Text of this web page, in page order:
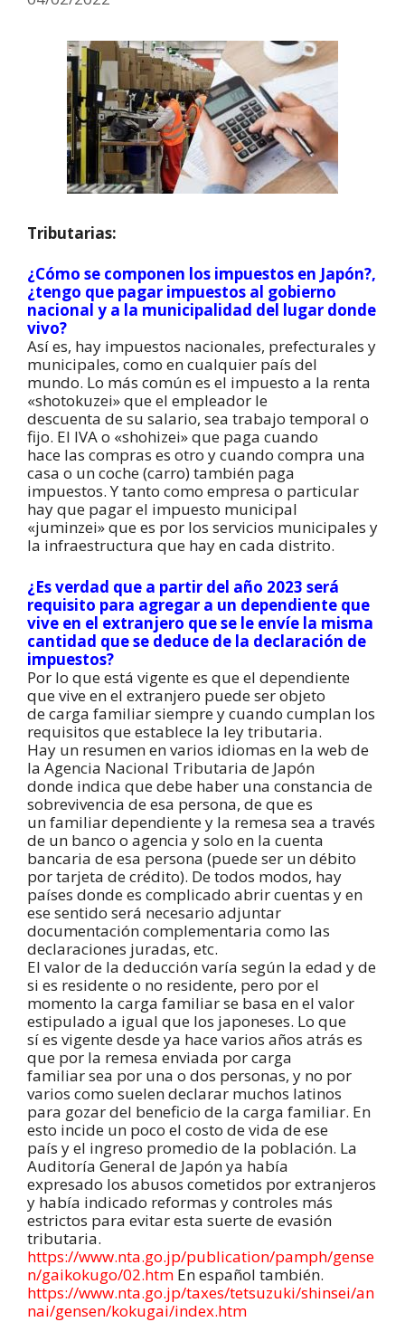
Tributarias:
¿Cómo se componen los impuestos en Japón?,
¿tengo que pagar impuestos al gobierno
nacional y a la municipalidad del lugar donde
vivo?
Así es, hay impuestos nacionales, prefecturales y
municipales, como en cualquier país del
mundo. Lo más común es el impuesto a la renta
«shotokuzei» que el empleador le
descuenta de su salario, sea trabajo temporal o
fijo. El IVA o «shohizei» que paga cuando
hace las compras es otro y cuando compra una
casa o un coche (carro) también paga
impuestos. Y tanto como empresa o particular
hay que pagar el impuesto municipal
«juminzei» que es por los servicios municipales y
la infraestructura que hay en cada distrito.
¿Es verdad que a partir del año 2023 será
requisito para agregar a un dependiente que
vive en el extranjero que se le envíe la misma
cantidad que se deduce de la declaración de
impuestos?
Por lo que está vigente es que el dependiente
que vive en el extranjero puede ser objeto
de carga familiar siempre y cuando cumplan los
requisitos que establece la ley tributaria.
Hay un resumen en varios idiomas en la web de
la Agencia Nacional Tributaria de Japón
donde indica que debe haber una constancia de
sobrevivencia de esa persona, de que es
un familiar dependiente y la remesa sea a través
de un banco o agencia y solo en la cuenta
bancaria de esa persona (puede ser un débito
por tarjeta de crédito). De todos modos, hay
países donde es complicado abrir cuentas y en
ese sentido será necesario adjuntar
documentación complementaria como las
declaraciones juradas, etc.
El valor de la deducción varía según la edad y de
si es residente o no residente, pero por el
momento la carga familiar se basa en el valor
estipulado a igual que los japoneses. Lo que
sí es vigente desde ya hace varios años atrás es
que por la remesa enviada por carga
familiar sea por una o dos personas, y no por
varios como suelen declarar muchos latinos
para gozar del beneficio de la carga familiar. En
esto incide un poco el costo de vida de ese
país y el ingreso promedio de la población. La
Auditoría General de Japón ya había
expresado los abusos cometidos por extranjeros
y había indicado reformas y controles más
estrictos para evitar esta suerte de evasión
tributaria.
https://www.nta.go.jp/publication/pamph/gense
n/gaikokugo/02.htm En español también.
https://www.nta.go.jp/taxes/tetsuzuki/shinsei/an
nai/gensen/kokugai/index.htm